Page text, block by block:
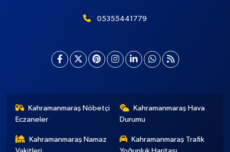
05355441779
Kahramanmaraş Nöbetçi
Eczaneler
Kahramanmaraş Hava
Durumu
Kahramanmaraş Namaz
Kahramanmaraş Trafik